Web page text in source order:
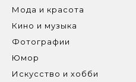
Мода и красота
Кино и музыка
Фотографии
Юмор
Искусство и хобби